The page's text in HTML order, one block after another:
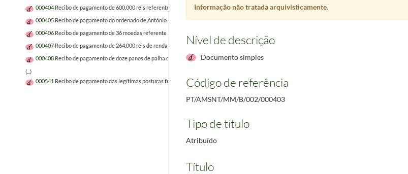
000404 Recibo de pagamento de 600.000 réis referente à herança do avó do Marquês de Marialva feito por João de Melo.
000405 Recibo de pagamento do ordenado de António Agapito da Rosa Brás ao Marquês de Marialva.1804-11-29/1804-11-29
000406 Recibo de pagamento de 36 moedas referente ao transporte de um piano feito por J. B. Waltmann ao Marquês de Marialva.
000407 Recibo de pagamento de 264.000 réis de rendas e da venda de um cavalo preto feito por André Chichorro da Silva a Gaspar Lopes.
000408 Recibo de pagamento de doze panos de palha de trigo feito pelo Frei António de Menino Deus, reitor do Convento da Senhora da Boa Morte ao
(...)
000541 Recibo de pagamento das legítimas posturas feito pelos herdeiros do Conde dos Arcos, D. Manuel de Menezes ao Marquês de Marialva.
Informação não tratada arquivisticamente.
Nível de descrição
Documento simples
Código de referência
PT/AMSNT/MM/B/002/000403
Tipo de título
Atribuído
Título